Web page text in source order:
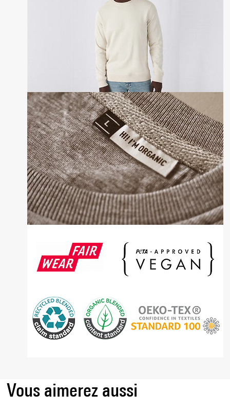
Vous aimerez aussi